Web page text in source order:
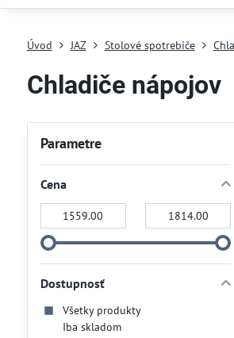
Úvod JAZ Stolové spotrebiče
Chladiče nápojov
Parametre
Cena
Dostupnosť
Všetky produkty
Iba skladom